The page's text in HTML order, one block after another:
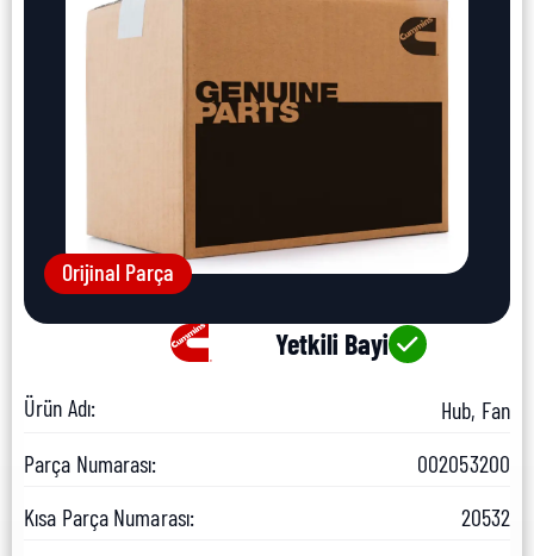
Orijinal Parça
Yetkili Bayi
Ürün Adı:
Hub, Fan
Parça Numarası:
002053200
Kısa Parça Numarası:
20532